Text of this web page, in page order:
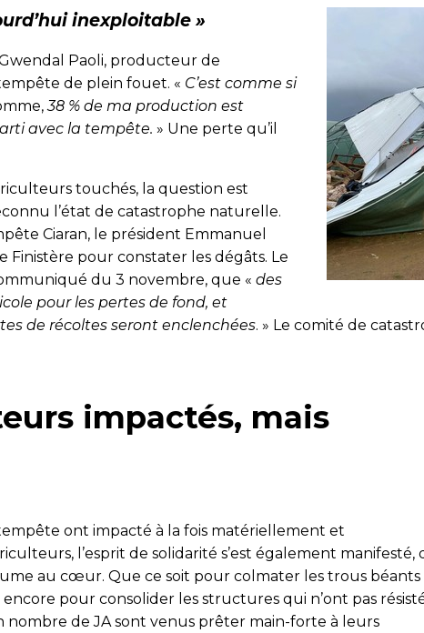
inexploitable »
Paoli, producteur de
de plein fouet. « C’est comme si
38 % de ma production est
avec la tempête. » Une perte qu’il
touchés, la question est
l’état de catastrophe naturelle.
Ciaran, le président Emmanuel
Finistère pour constater les dégâts. Le
du 3 novembre, que « des
pour les pertes de fond, et
de récoltes seront enclenchées. » Le comité de
impactés, mais
ont impacté à la fois matériellement et
l’esprit de solidarité s’est également manifesté,
au cœur. Que ce soit pour colmater les trous béants
pour consolider les structures qui n’ont pas
nombre de JA sont venus prêter main-forte à leurs